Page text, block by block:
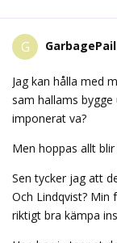
G
Jag kan hålla med
sam hallams
imponerat va?
Men hoppas allt blir
Sen tycker jag att
Och Lindqvist? Min
riktigt bra kämpa